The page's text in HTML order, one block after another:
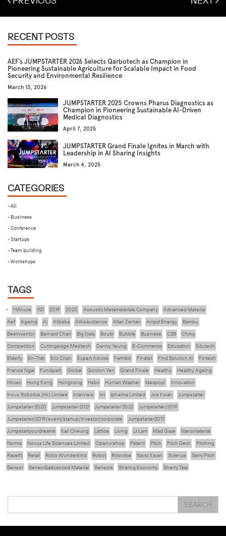
RECENT POSTS
AEF’s JUMPSTARTER 2026 Selects Qarbotech as Champion in
Pioneering Sustainable Agriculture for Scalable Impact in Food
Security and Environmental Resilience
March 13, 2026
JUMPSTARTER 2025 Crowns Pharus Diagnostics as
Champion in Pioneering Sustainable AI-Driven
Medical Diagnostics
April 7, 2025
JUMPSTARTER Grand Finale Ignites in March with
Leadership in AI Sharing Insights
March 4, 2025
CATEGORIES
- All
- Business
- Conference
- Startups
- Team building
- Workshops
TAGS
1 Minute 1121 2019 2020 Acoustic Metamaterials Company
Advanced Material
Aef
Ageing Ai Alibaba Alikeaudience Allan Zeman Ampd Energy
Bambu
Beeinventor
Bernard Chan Big Data Boutir Bubble Business C2B
China
Competition
Cuttingedge Medtech Danny Yeung E-Commerce Education
Edutech
Elderly
En-Trak Eric Chan Expert Advice Farm66 Finalist Find Solution Ai
Fintech
Francis Ngai
Fundpark Global Gordon Yen Grand Finale Healthy
Healthy Ageing
Hkcec
Hong Kong Hongkong Hsbc Human Washer Ideapop!
Innovation
Inovo Robotics (Hk) Limited
Interview Iot Ipharma Limited Joe Kwan
Jumpstarter
Jumpstarter 2020
Jumpstarter 2021 Jumpstarter 2022
Jumpstarter/2019
Jumpstarter/2019/event/startup/investor/corporate
Jumpstarter2017
Jumpstartyourdreams
Karl Cheung Lattice Living Lt Lam Mad Gaze
Nanomaterial
Norma
Novus Life Sciences Limited Openvr.shop Patent Pitch Pitch Deck
Pitching
Racefit
Retail Robo Wunderkind Robot Robotics Savio Kwan Science
Semi Pitch
Sensor
Sensor&advanced Material Sensors Sharing Economy
Sherry Tsai
Vr
嚴震銘
夢想本應翺翔 智慧城市 林亮 楊聖武 機械人技術 盛智文 總決賽
蔡曉慧
SEARCH